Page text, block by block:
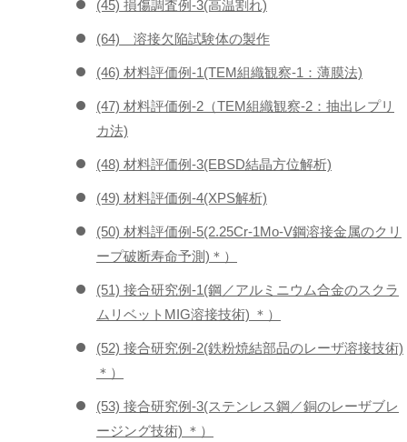
(45) 損傷調査例-3(高温割れ)
(64) 溶接欠陥試験体の製作
(46) 材料評価例-1(TEM組織観察-1：薄膜法)
(47) 材料評価例-2（TEM組織観察-2：抽出レプリ
カ法)
(48) 材料評価例-3(EBSD結晶方位解析)
(49) 材料評価例-4(XPS解析)
(50) 材料評価例-5(2.25Cr-1Mo-V鋼溶接金属のクリ
ープ破断寿命予測)＊）
(51) 接合研究例-1(鋼／アルミニウム合金のスクラ
ムリベットMIG溶接技術) ＊）
(52) 接合研究例-2(鉄粉焼結部品のレーザ溶接技術)
＊）
(53) 接合研究例-3(ステンレス鋼／銅のレーザブレ
ージング技術) ＊）